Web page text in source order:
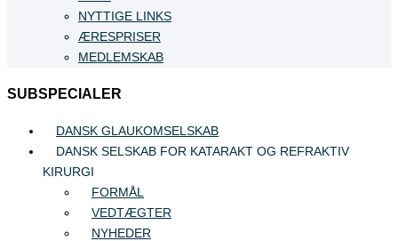
NYTTIGE LINKS
ÆRESPRISER
MEDLEMSKAB
SUBSPECIALER
DANSK GLAUKOMSELSKAB
DANSK SELSKAB FOR KATARAKT OG REFRAKTIV
KIRURGI
FORMÅL
VEDTÆGTER
NYHEDER